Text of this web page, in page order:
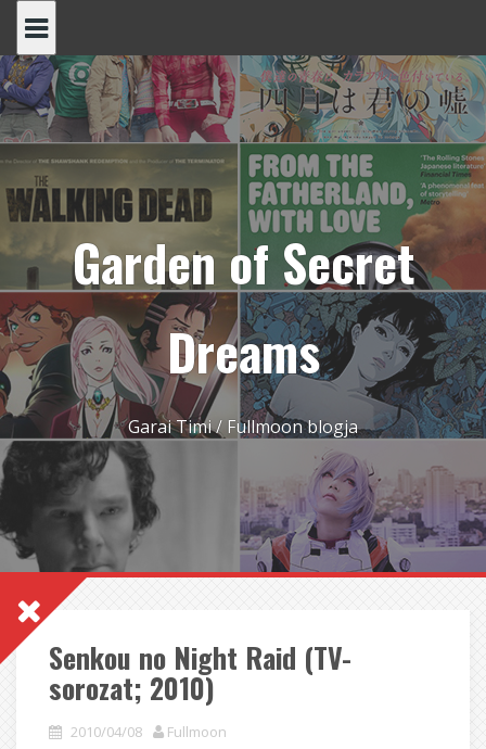
content
Garden of Secret
Dreams
Garai Timi / Fullmoon blogja
Senkou no Night Raid (TV-
sorozat; 2010)
2010/04/08 Fullmoon